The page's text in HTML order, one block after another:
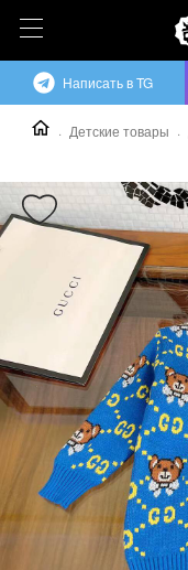
Детские товары
Написать в TG